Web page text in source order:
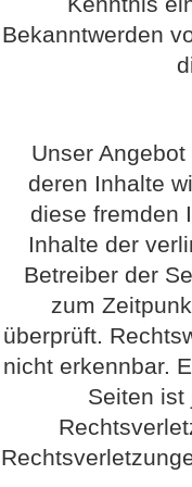
Bekanntwerden
Unser
deren Inhalte
diese fremden
Inhalte der
Betreiber der
zum
überprüft.
nicht erkennbar.
Seiten ist